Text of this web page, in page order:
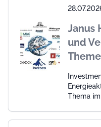
Janus
und
Thema